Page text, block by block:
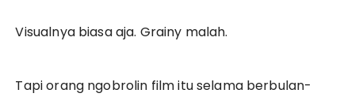
Visualnya biasa aja. Grainy malah.
Tapi orang ngobrolin film itu selama berbulan-